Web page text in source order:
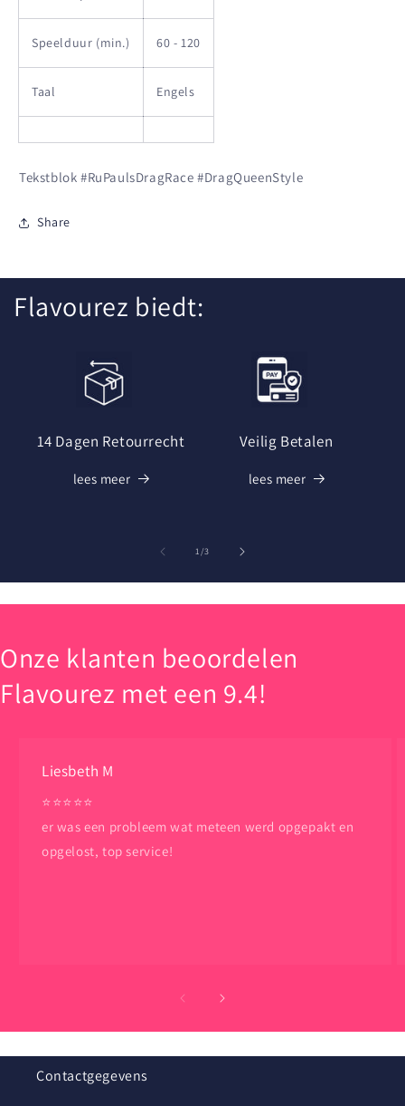
Speelduur (min.) 60 - 120
Taal Engels
Tekstblok #RuPaulsDragRace #DragQueenStyle
Share
Flavourez biedt:
14 Dagen Retourrecht
lees meer
Veilig Betalen
lees meer
1/van
3
Onze klanten beoordelen
Flavourez met een 9.4!
Liesbeth M
⭐️⭐️⭐️⭐️⭐️
er was een probleem wat meteen werd opgepakt en
opgelost, top service!
Contactgegevens